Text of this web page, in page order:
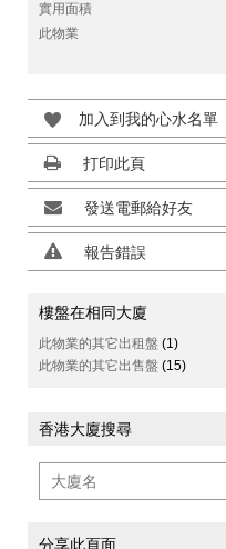
實用面積
此物業
加入到我的心水名單
打印此頁
發送電郵給好友
報告錯誤
樓盤在相同大廈
此物業的其它出租盤 (1)
此物業的其它出售盤 (15)
香港大廈搜尋
分享此頁面